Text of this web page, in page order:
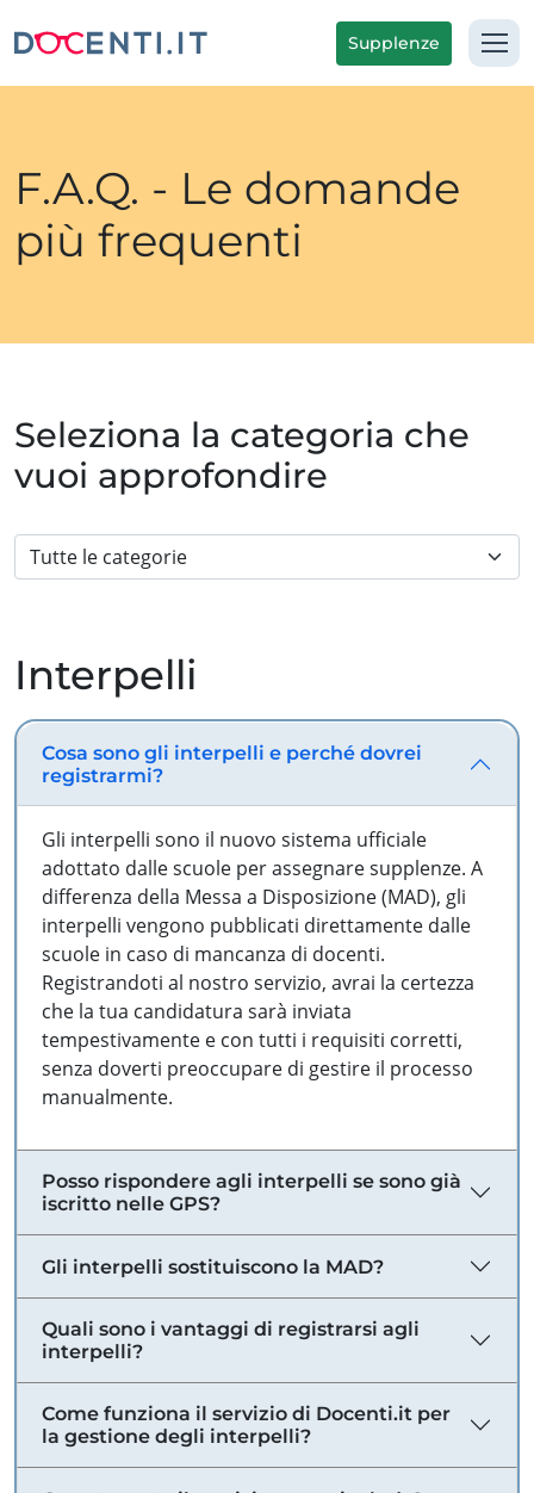
Supplenze
F.A.Q. - Le domande
più frequenti
Seleziona la categoria che
vuoi approfondire
Interpelli
Cosa sono gli interpelli e perché dovrei
registrarmi?
Gli interpelli sono il nuovo sistema ufficiale
adottato dalle scuole per assegnare supplenze. A
differenza della Messa a Disposizione (MAD), gli
interpelli vengono pubblicati direttamente dalle
scuole in caso di mancanza di docenti.
Registrandoti al nostro servizio, avrai la certezza
che la tua candidatura sarà inviata
tempestivamente e con tutti i requisiti corretti,
senza doverti preoccupare di gestire il processo
manualmente.
Posso rispondere agli interpelli se sono già
iscritto nelle GPS?
Gli interpelli sostituiscono la MAD?
Quali sono i vantaggi di registrarsi agli
interpelli?
Come funziona il servizio di Docenti.it per
la gestione degli interpelli?